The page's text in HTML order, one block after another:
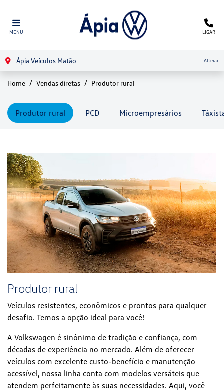
MENU LIGAR
Ápia Veículos Matão Alterar
Home Vendas diretas Produtor rural
PCD Microempresários
Produtor rural
Produtor rural
Veículos resistentes, econômicos e prontos para qualquer
desafio. Temos a opção ideal para você!
A Volkswagen é sinônimo de tradição e confiança, com
décadas de experiência no mercado. Além de oferecer
veículos com excelente custo-benefício e manutenção
acessível, nossa linha conta com modelos versáteis que
atendem perfeitamente às suas necessidades. Aqui, você